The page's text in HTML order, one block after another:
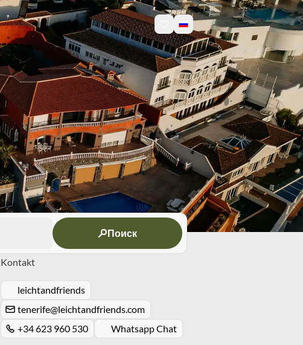
Поиск
Kontakt
leichtandfriends
tenerife@leichtandfriends.com
+34 623 960 530
Whatsapp Chat